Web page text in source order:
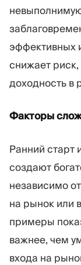
эффективных
снижает
доходность в
Факторы
Ранний старт
создают
независимо
на рынок или
примеры
важнее, чем
входа на